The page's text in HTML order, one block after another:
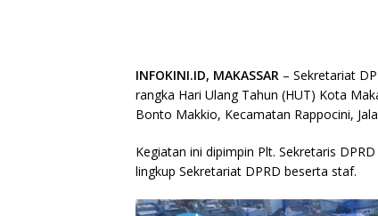
INFOKINI.ID, MAKASSAR – Sekretariat
rangka Hari Ulang Tahun (HUT) Kota
Bonto Makkio, Kecamatan Rappocini,
Kegiatan ini dipimpin Plt. Sekretaris
lingkup Sekretariat DPRD beserta staf.